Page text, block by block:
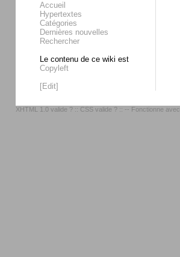
Accueil
Hypertextes
Catégories
Dernières nouvelles
Rechercher
Le contenu de ce wiki est
Copyleft
[Edit]
XHTML 1.0 valide ? :: CSS valide ? :: -- Fonctionne avec